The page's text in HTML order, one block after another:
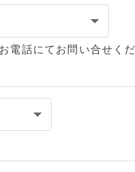
電話にてお問い合せく